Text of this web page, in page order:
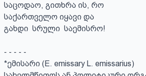
საცოდაო, გითხრა ის, რო
საქართველო იყავი და
გახდი  სრული  საემისრო!
- - - - -
*ემისარი (E. emissary L. emissarius)